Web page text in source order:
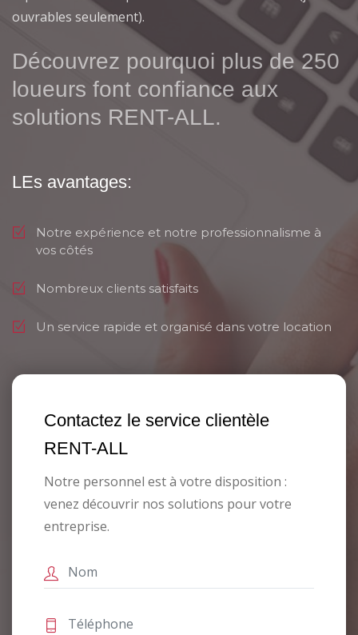
ouvrables seulement).
Découvrez pourquoi plus de 250
loueurs font confiance aux
solutions RENT-ALL.
LEs avantages:
Notre expérience et notre professionnalisme à
vos côtés
Nombreux clients satisfaits
Un service rapide et organisé dans votre location
Contactez le service clientèle
RENT-ALL
Notre personnel est à votre disposition :
venez découvrir nos solutions pour votre
entreprise.